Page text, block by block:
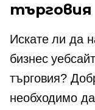
търговия
Искате ли да
бизнес
търговия?
необходимо